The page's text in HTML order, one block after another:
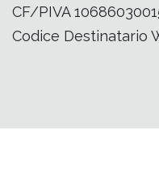
CF/PIVA
Codice Destinatario